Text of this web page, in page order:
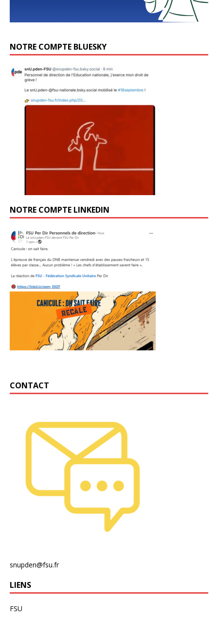
NOTRE COMPTE BLUESKY
NOTRE COMPTE LINKEDIN
CONTACT
snupden@fsu.fr
LIENS
FSU